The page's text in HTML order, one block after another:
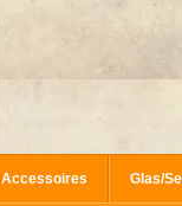
Accessoires Glas/